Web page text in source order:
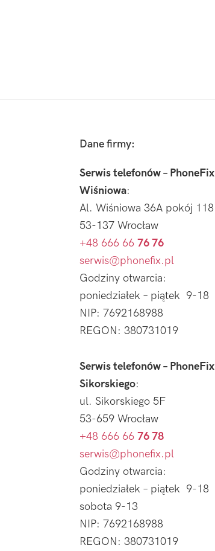
Dane firmy:
Serwis telefonów – PhoneFix
Wiśniowa:
Al. Wiśniowa 36A pokój 118
53-137 Wrocław
+48 666 66 76 76
serwis@phonefix.pl
Godziny otwarcia:
poniedziałek – piątek 9-18
NIP: 7692168988
REGON: 380731019
Serwis telefonów – PhoneFix
Sikorskiego:
ul. Sikorskiego 5F
53-659 Wrocław
+48 666 66 76 78
serwis@phonefix.pl
Godziny otwarcia:
poniedziałek – piątek 9-18
sobota 9-13
NIP: 7692168988
REGON: 380731019